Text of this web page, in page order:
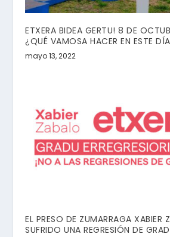
ETXERA BIDEA GERTU! 8 DE
¿QUÉ VAMOSA HACER EN ESTE
mayo 13, 2022
EL PRESO DE ZUMARRAGA XABIER
SUFRIDO UNA REGRESIÓN DE